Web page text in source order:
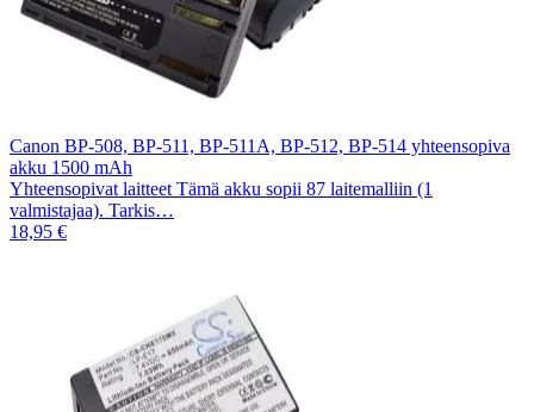
Canon BP-508, BP-511, BP-511A, BP-512, BP-514 yhteensopiva
akku 1500 mAh
Yhteensopivat laitteet Tämä akku sopii 87 laitemalliin (1
valmistajaa). Tarkis…
18,95 €